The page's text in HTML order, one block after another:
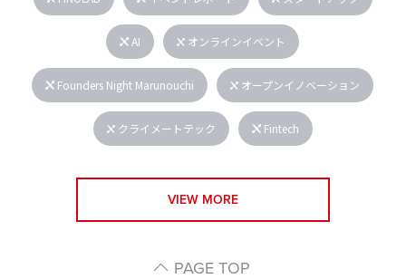
AI オンラインイベント
Founders Night Marunouchi オープンイノベーション
クライメートテック Fintech
VIEW MORE
PAGE TOP